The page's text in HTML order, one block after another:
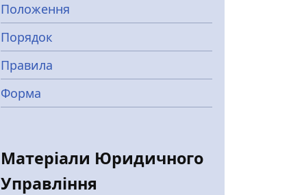
Положення
Порядок
Правила
Форма
Матеріали Юридичного
Управління